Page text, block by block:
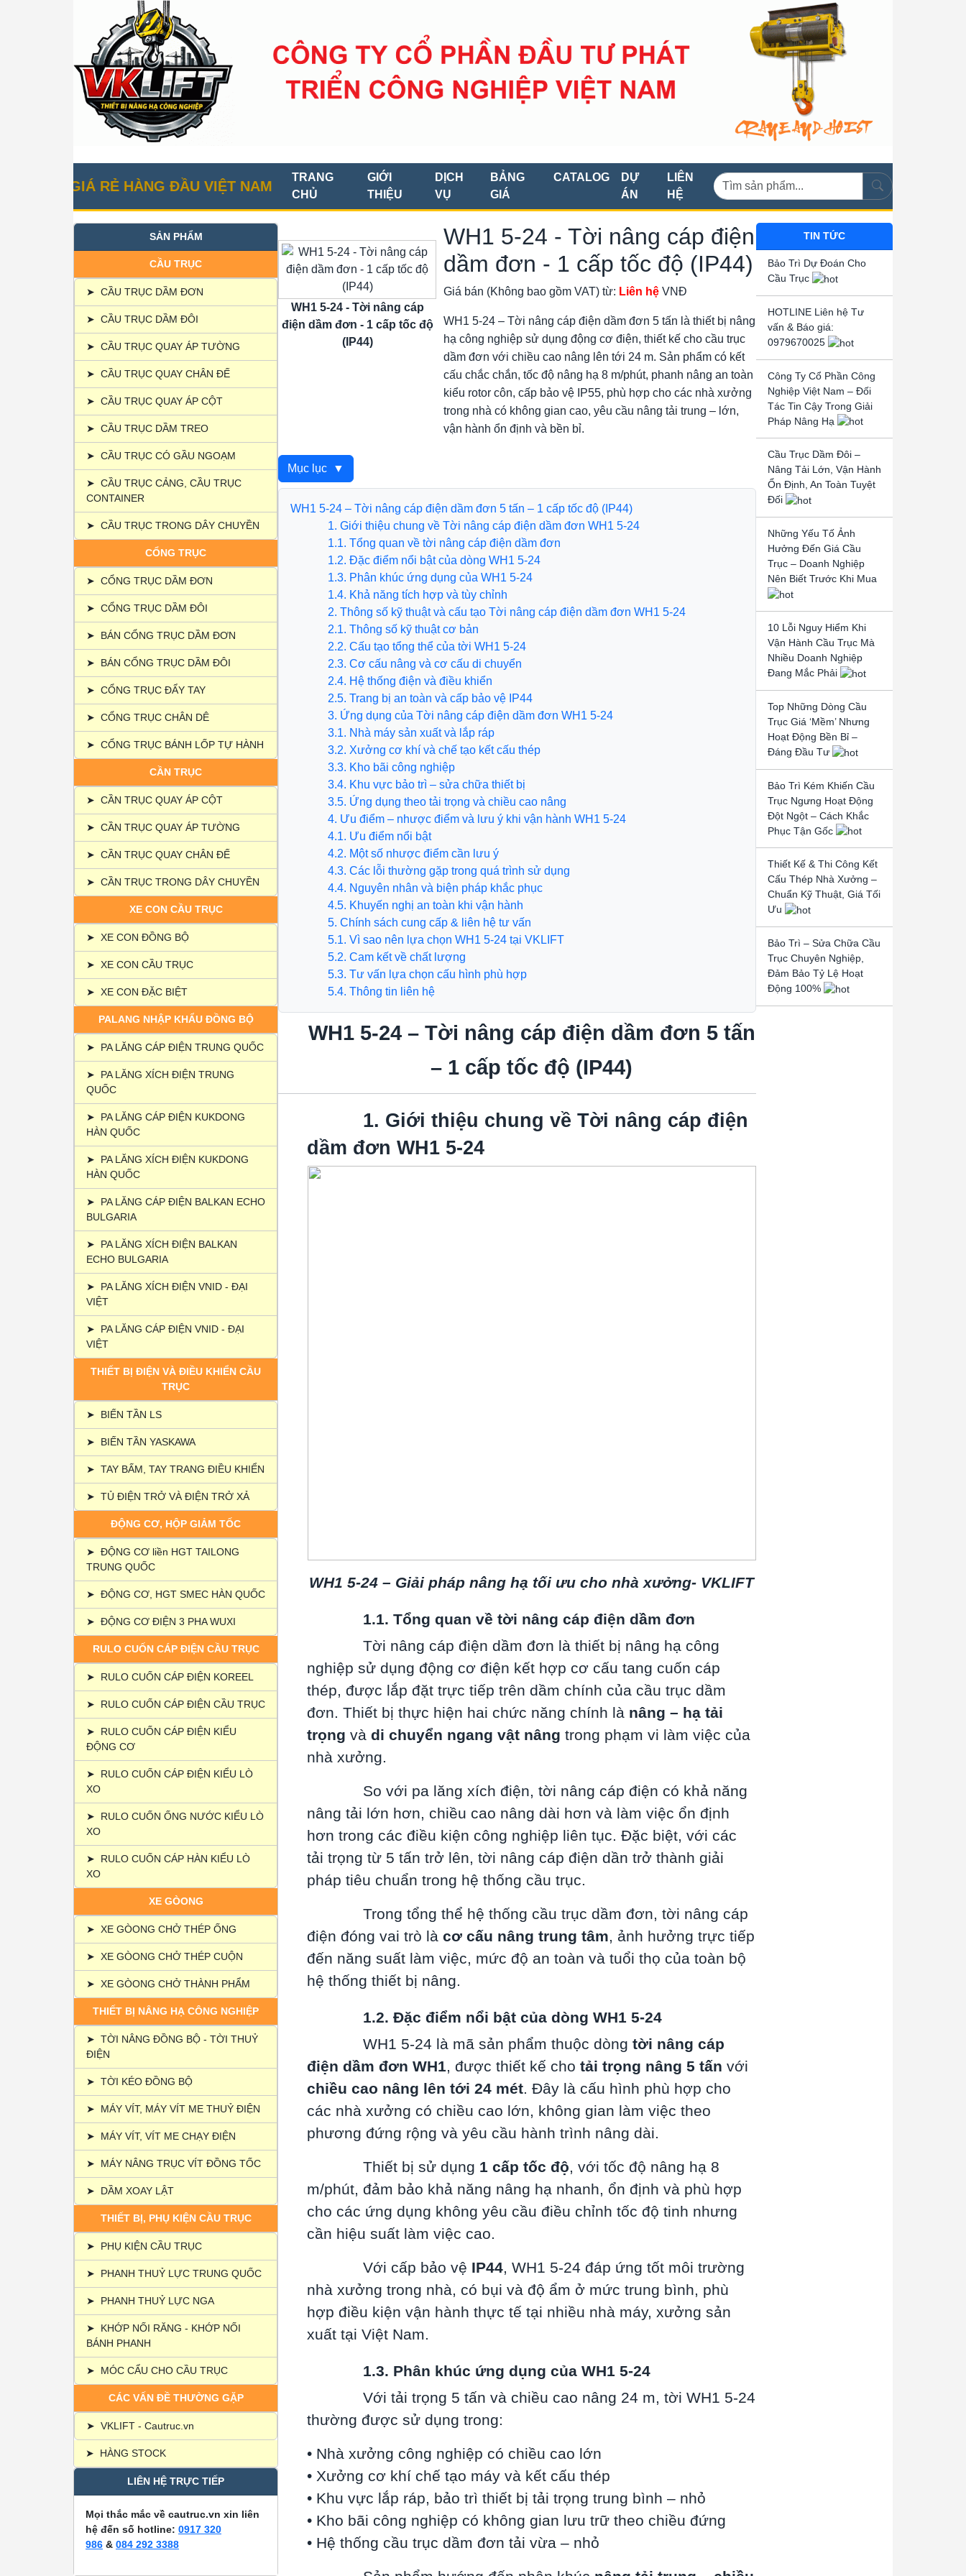
GIÁ RẺ HÀNG ĐẦU VIỆT NAM
TRANG
CHỦ
GIỚI
THIỆU
DỊCH
VỤ
BẢNG
GIÁ
CATALOG
DỰ
ÁN
LIÊN
HỆ
SẢN PHẨM
CẦU TRỤC
➤ CẦU TRỤC DẦM ĐƠN
➤ CẦU TRỤC DẦM ĐÔI
➤ CẦU TRỤC QUAY ÁP TƯỜNG
➤ CẦU TRỤC QUAY CHÂN ĐẾ
➤ CẦU TRỤC QUAY ÁP CỘT
➤ CẦU TRỤC DẦM TREO
➤ CẦU TRỤC CÓ GẦU NGOẠM
➤ CẦU TRỤC CẢNG, CẦU TRỤC
CONTAINER
➤ CẦU TRỤC TRONG DÂY CHUYỀN
CỔNG TRỤC
➤ CỔNG TRỤC DẦM ĐƠN
➤ CỔNG TRỤC DẦM ĐÔI
➤ BÁN CỔNG TRỤC DẦM ĐƠN
➤ BÁN CỔNG TRỤC DẦM ĐÔI
➤ CỔNG TRỤC ĐẨY TAY
➤ CỔNG TRỤC CHÂN DÊ
➤ CỔNG TRỤC BÁNH LỐP TỰ HÀNH
CẦN TRỤC
➤ CẦN TRỤC QUAY ÁP CỘT
➤ CẦN TRỤC QUAY ÁP TƯỜNG
➤ CẦN TRỤC QUAY CHÂN ĐẾ
➤ CẦN TRỤC TRONG DÂY CHUYỀN
XE CON CẦU TRỤC
➤ XE CON ĐỒNG BỘ
➤ XE CON CẦU TRỤC
➤ XE CON ĐẶC BIỆT
PALANG NHẬP KHẨU ĐỒNG BỘ
➤ PA LĂNG CÁP ĐIỆN TRUNG QUỐC
➤
PA LĂNG XÍCH ĐIỆN TRUNG
QUỐC
➤
PA LĂNG CÁP ĐIỆN KUKDONG
HÀN QUỐC
➤
PA LĂNG XÍCH ĐIỆN KUKDONG
HÀN QUỐC
➤
PA LĂNG CÁP ĐIỆN BALKAN ECHO
BULGARIA
➤
PA LĂNG XÍCH ĐIỆN BALKAN
ECHO BULGARIA
➤
PA LĂNG XÍCH ĐIỆN VNID - ĐẠI
VIỆT
➤
PA LĂNG CÁP ĐIỆN VNID - ĐẠI
VIỆT
THIẾT BỊ ĐIỆN VÀ ĐIỀU KHIỂN CẦU
TRỤC
➤ BIẾN TẦN LS
➤ BIẾN TẦN YASKAWA
➤ TAY BẤM, TAY TRANG ĐIỀU KHIỂN
➤ TỦ ĐIỆN TRỞ VÀ ĐIỆN TRỞ XẢ
ĐỘNG CƠ, HỘP GIẢM TỐC
➤ ĐỘNG CƠ liền HGT TAILONG
TRUNG QUỐC
➤ ĐỘNG CƠ, HGT SMEC HÀN QUỐC
➤ ĐỘNG CƠ ĐIỆN 3 PHA WUXI
RULO CUỐN CÁP ĐIỆN CẦU TRỤC
➤ RULO CUỐN CÁP ĐIỆN KOREEL
➤ RULO CUỐN CÁP ĐIỆN CẦU TRỤC
➤
RULO CUỐN CÁP ĐIỆN KIỂU
ĐỘNG CƠ
➤
RULO CUỐN CÁP ĐIỆN KIỂU LÒ
XO
➤
RULO CUỐN ỐNG NƯỚC KIỂU LÒ
XO
➤
RULO CUỐN CÁP HÀN KIỂU LÒ
XO
XE GÒONG
➤ XE GÒONG CHỞ THÉP ỐNG
➤ XE GÒONG CHỞ THÉP CUỘN
➤ XE GÒONG CHỞ THÀNH PHẨM
THIẾT BỊ NÂNG HẠ CÔNG NGHIỆP
➤ TỜI NÂNG ĐỒNG BỘ - TỜI THUỶ
ĐIỆN
➤ TỜI KÉO ĐỒNG BỘ
➤ MÁY VÍT, MÁY VÍT ME THUỶ ĐIỆN
➤ MÁY VÍT, VÍT ME CHẠY ĐIỆN
➤ MÁY NÂNG TRỤC VÍT ĐỒNG TỐC
➤ DẦM XOAY LẬT
THIẾT BỊ, PHỤ KIỆN CẦU TRỤC
➤ PHỤ KIỆN CẦU TRỤC
➤ PHANH THUỶ LỰC TRUNG QUỐC
➤ PHANH THUỶ LỰC NGA
➤
KHỚP NỐI RĂNG - KHỚP NỐI
BÁNH PHANH
➤ MÓC CẨU CHO CẦU TRỤC
CÁC VẤN ĐỀ THƯỜNG GẶP
➤ VKLIFT - Cautruc.vn
➤ HÀNG STOCK
LIÊN HỆ TRỰC TIẾP
Mọi thắc mắc về cautruc.vn xin liên
hệ đến số hotline: 0917 320
986 & 084 292 3388
WH1 5-24 - Tời nâng cáp
điện dầm đơn - 1 cấp tốc độ
(IP44)
WH1 5-24 - Tời nâng cáp điện
dầm đơn - 1 cấp tốc độ (IP44)
Giá bán (Không bao gồm VAT) từ: Liên hệ VNĐ
WH1 5-24 – Tời nâng cáp điện dầm đơn 5 tấn là thiết bị nâng
hạ công nghiệp sử dụng động cơ điện, thiết kế cho cầu trục
dầm đơn với chiều cao nâng lên tới 24 m. Sản phẩm có kết
cấu chắc chắn, tốc độ nâng hạ 8 m/phút, phanh nâng an toàn
kiểu rotor côn, cấp bảo vệ IP55, phù hợp cho các nhà xưởng
trong nhà có không gian cao, yêu cầu nâng tải trung – lớn,
vận hành ổn định và bền bỉ.
Mục lục ▼
WH1 5-24 – Tời nâng cáp điện dầm đơn 5 tấn – 1 cấp tốc độ (IP44)
1. Giới thiệu chung về Tời nâng cáp điện dầm đơn WH1 5-24
1.1. Tổng quan về tời nâng cáp điện dầm đơn
1.2. Đặc điểm nổi bật của dòng WH1 5-24
1.3. Phân khúc ứng dụng của WH1 5-24
1.4. Khả năng tích hợp và tùy chỉnh
2. Thông số kỹ thuật và cấu tạo Tời nâng cáp điện dầm đơn WH1 5-24
2.1. Thông số kỹ thuật cơ bản
​​​​​​​2.2. Cấu tạo tổng thể của tời WH1 5-24
2.3. Cơ cấu nâng và cơ cấu di chuyển
2.4. Hệ thống điện và điều khiển
​​​​​​​2.5. Trang bị an toàn và cấp bảo vệ IP44
3. Ứng dụng của Tời nâng cáp điện dầm đơn WH1 5-24
3.1. Nhà máy sản xuất và lắp ráp
3.2. Xưởng cơ khí và chế tạo kết cấu thép
3.3. Kho bãi công nghiệp
3.4. Khu vực bảo trì – sửa chữa thiết bị
3.5. Ứng dụng theo tải trọng và chiều cao nâng
4. Ưu điểm – nhược điểm và lưu ý khi vận hành WH1 5-24
4.1. Ưu điểm nổi bật
4.2. Một số nhược điểm cần lưu ý
4.3. Các lỗi thường gặp trong quá trình sử dụng
4.4. Nguyên nhân và biện pháp khắc phục
4.5. Khuyến nghị an toàn khi vận hành
5. Chính sách cung cấp & liên hệ tư vấn
5.1. Vì sao nên lựa chọn WH1 5-24 tại VKLIFT
5.2. Cam kết về chất lượng
5.3. Tư vấn lựa chọn cấu hình phù hợp
5.4. Thông tin liên hệ
WH1 5-24 – Tời nâng cáp điện dầm đơn 5 tấn
– 1 cấp tốc độ (IP44)
1. Giới thiệu chung về Tời nâng cáp điện
dầm đơn WH1 5-24
WH1 5-24 – Giải pháp nâng hạ tối ưu cho nhà xưởng- VKLIFT
1.1. Tổng quan về tời nâng cáp điện dầm đơn
Tời nâng cáp điện dầm đơn là thiết bị nâng hạ công
nghiệp sử dụng động cơ điện kết hợp cơ cấu tang cuốn cáp
thép, được lắp đặt trực tiếp trên dầm chính của cầu trục dầm
đơn. Thiết bị thực hiện hai chức năng chính là nâng – hạ tải
trọng và di chuyển ngang vật nâng trong phạm vi làm việc của
nhà xưởng.
So với pa lăng xích điện, tời nâng cáp điện có khả năng
nâng tải lớn hơn, chiều cao nâng dài hơn và làm việc ổn định
hơn trong các điều kiện công nghiệp liên tục. Đặc biệt, với các
tải trọng từ 5 tấn trở lên, tời nâng cáp điện dần trở thành giải
pháp tiêu chuẩn trong hệ thống cầu trục.
Trong tổng thể hệ thống cầu trục dầm đơn, tời nâng cáp
điện đóng vai trò là cơ cấu nâng trung tâm, ảnh hưởng trực tiếp
đến năng suất làm việc, mức độ an toàn và tuổi thọ của toàn bộ
hệ thống thiết bị nâng.
1.2. Đặc điểm nổi bật của dòng WH1 5-24
WH1 5-24 là mã sản phẩm thuộc dòng tời nâng cáp
điện dầm đơn WH1, được thiết kế cho tải trọng nâng 5 tấn với
chiều cao nâng lên tới 24 mét. Đây là cấu hình phù hợp cho
các nhà xưởng có chiều cao lớn, không gian làm việc theo
phương đứng rộng và yêu cầu hành trình nâng dài.
Thiết bị sử dụng 1 cấp tốc độ, với tốc độ nâng hạ 8
m/phút, đảm bảo khả năng nâng hạ nhanh, ổn định và phù hợp
cho các ứng dụng không yêu cầu điều chỉnh tốc độ tinh nhưng
cần hiệu suất làm việc cao.
Với cấp bảo vệ IP44, WH1 5-24 đáp ứng tốt môi trường
nhà xưởng trong nhà, có bụi và độ ẩm ở mức trung bình, phù
hợp điều kiện vận hành thực tế tại nhiều nhà máy, xưởng sản
xuất tại Việt Nam.
1.3. Phân khúc ứng dụng của WH1 5-24
Với tải trọng 5 tấn và chiều cao nâng 24 m, tời WH1 5-24
thường được sử dụng trong:
• Nhà xưởng công nghiệp có chiều cao lớn
• Xưởng cơ khí chế tạo máy và kết cấu thép
• Khu vực lắp ráp, bảo trì thiết bị tải trọng trung bình – nhỏ
• Kho bãi công nghiệp có không gian lưu trữ theo chiều đứng
• Hệ thống cầu trục dầm đơn tải vừa – nhỏ
TIN TỨC
Bảo Trì Dự Đoán Cho
Cầu Trục
HOTLINE Liên hệ Tư
vấn & Báo giá:
0979670025
Công Ty Cổ Phần Công
Nghiệp Việt Nam – Đối
Tác Tin Cậy Trong Giải
Pháp Nâng Hạ
Cầu Trục Dầm Đôi –
Nâng Tải Lớn, Vận Hành
Ổn Định, An Toàn Tuyệt
Đối
Những Yếu Tố Ảnh
Hưởng Đến Giá Cầu
Trục – Doanh Nghiệp
Nên Biết Trước Khi Mua
10 Lỗi Nguy Hiểm Khi
Vận Hành Cầu Trục Mà
Nhiều Doanh Nghiệp
Đang Mắc Phải
Top Những Dòng Cầu
Trục Giá ‘Mềm’ Nhưng
Hoạt Động Bền Bỉ –
Đáng Đầu Tư
Bảo Trì Kém Khiến Cầu
Trục Ngưng Hoạt Động
Đột Ngột – Cách Khắc
Phục Tận Gốc
Thiết Kế & Thi Công Kết
Cấu Thép Nhà Xưởng –
Chuẩn Kỹ Thuật, Giá Tối
Ưu
Bảo Trì – Sửa Chữa Cầu
Trục Chuyên Nghiệp,
Đảm Bảo Tỷ Lệ Hoạt
Động 100%